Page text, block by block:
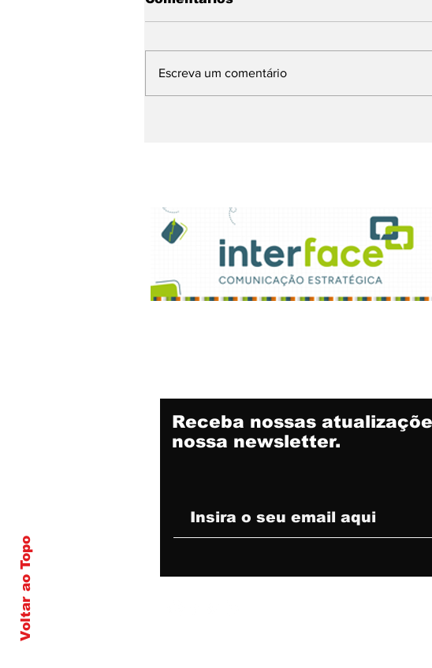
Escreva um comentário
Voltar ao Topo
Receba nossas
nossa newsletter.